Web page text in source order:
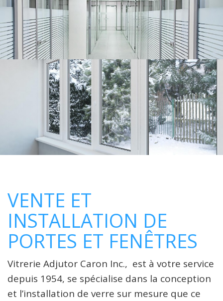
VENTE ET
INSTALLATION DE
PORTES ET FENÊTRES
Vitrerie Adjutor Caron Inc., est à votre service
depuis 1954, se spécialise dans la conception
et l’installation de verre sur mesure que ce